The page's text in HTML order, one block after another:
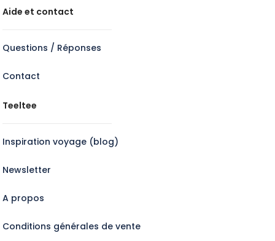
Aide et contact
Questions / Réponses
Contact
Teeltee
Inspiration voyage (blog)
Newsletter
A propos
Conditions générales de vente